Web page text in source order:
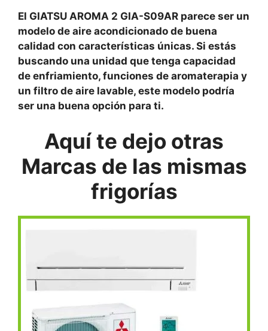
El GIATSU AROMA 2 GIA-S09AR parece ser un
modelo de aire acondicionado de buena
calidad con características únicas. Si estás
buscando una unidad que tenga capacidad
de enfriamiento, funciones de aromaterapia y
un filtro de aire lavable, este modelo podría
ser una buena opción para ti.
Aquí te dejo otras
Marcas de las mismas
frigorías